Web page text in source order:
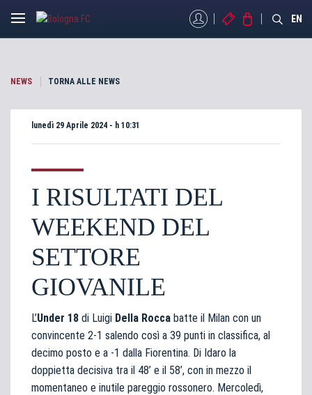
MYBFCBIGLIETTI
STORE EN
NEWS TORNA ALLE NEWS
lunedì 29 Aprile 2024 - h 10:31
I RISULTATI DEL
WEEKEND DEL
SETTORE
GIOVANILE
L’Under 18 di Luigi Della Rocca batte il Milan con un
convincente 2-1 salendo così a 39 punti in classifica, al
decimo posto e a -1 dalla Fiorentina. Di Idaro la
doppietta decisiva tra il 48’ e il 58’, con in mezzo il
momentaneo e inutile pareggio rossonero. Mercoledì,